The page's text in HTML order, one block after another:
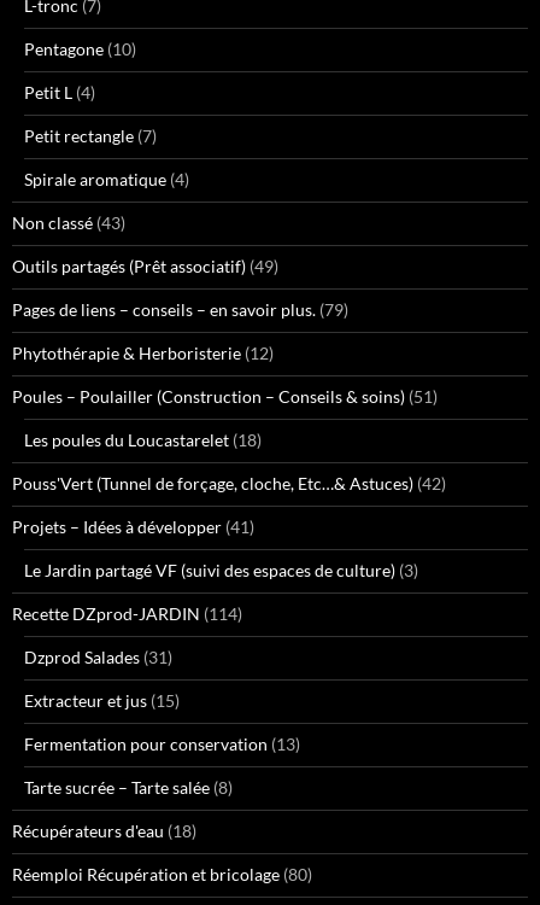
L-tronc (7)
Pentagone (10)
Petit L (4)
Petit rectangle (7)
Spirale aromatique (4)
Non classé (43)
Outils partagés (Prêt associatif) (49)
Pages de liens – conseils – en savoir plus. (79)
Phytothérapie & Herboristerie (12)
Poules – Poulailler (Construction – Conseils & soins) (51)
Les poules du Loucastarelet (18)
Pouss'Vert (Tunnel de forçage, cloche, Etc…& Astuces) (42)
Projets – Idées à développer (41)
Le Jardin partagé VF (suivi des espaces de culture) (3)
Recette DZprod-JARDIN (114)
Dzprod Salades (31)
Extracteur et jus (15)
Fermentation pour conservation (13)
Tarte sucrée – Tarte salée (8)
Récupérateurs d'eau (18)
Réemploi Récupération et bricolage (80)